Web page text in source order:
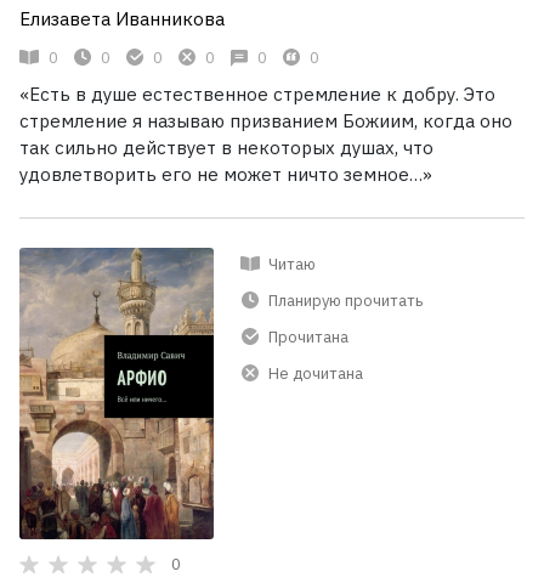
Елизавета Иванникова
0 0 0 0 0 0
«Есть в душе естественное стремление к добру. Это
стремление я называю призванием Божиим, когда оно
так сильно действует в некоторых душах, что
удовлетворить его не может ничто земное…»
Читаю
Планирую прочитать
Прочитана
Не дочитана
0